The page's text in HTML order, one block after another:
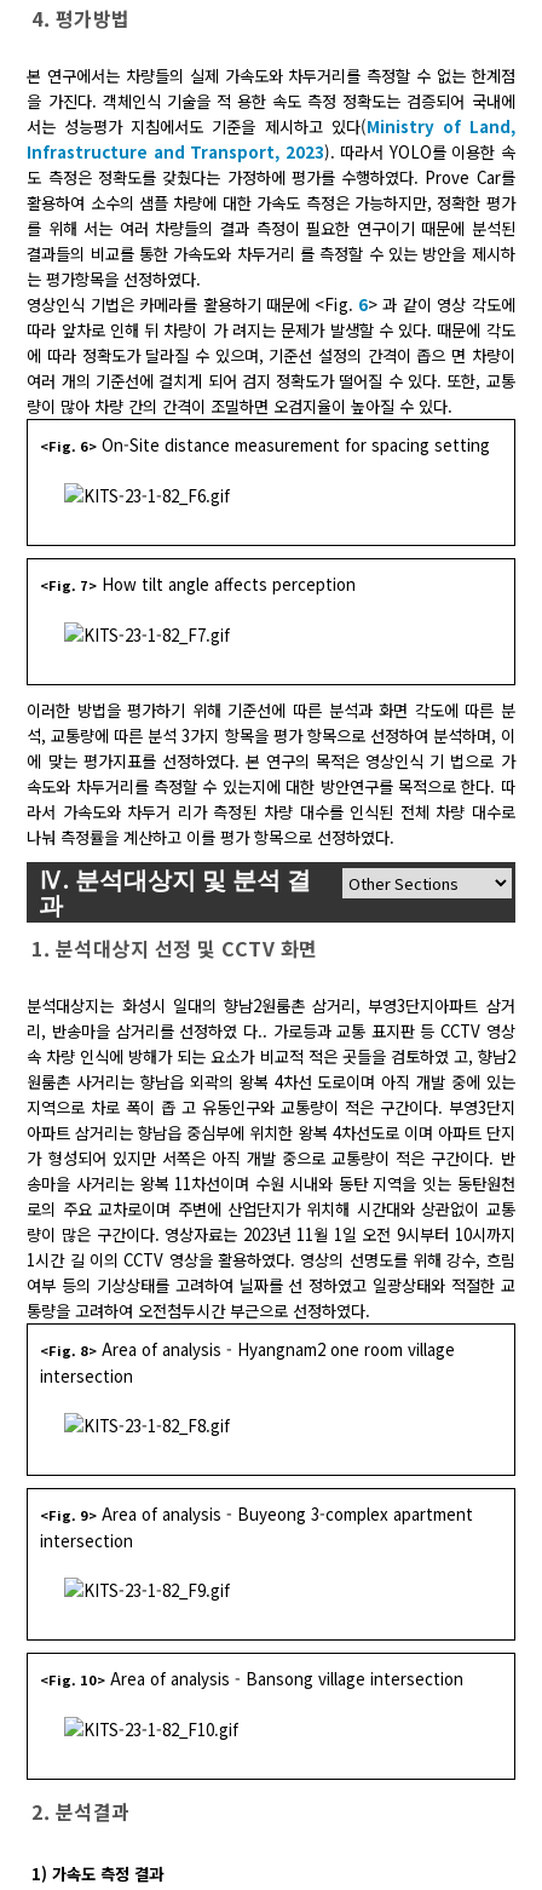
4. 평가방법
본 연구에서는 차량들의 실제 가속도와 차두거리를 측정할 수 없는 한계점
을 가진다. 객체인식 기술을 적 용한 속도 측정 정확도는 검증되어 국내에
서는 성능평가 지침에서도 기준을 제시하고 있다(Ministry of Land,
Infrastructure and Transport, 2023). 따라서 YOLO를 이용한 속
도 측정은 정확도를 갖췄다는 가정하에 평가를 수행하였다. Prove Car를
활용하여 소수의 샘플 차량에 대한 가속도 측정은 가능하지만, 정확한 평가
를 위해 서는 여러 차량들의 결과 측정이 필요한 연구이기 때문에 분석된
결과들의 비교를 통한 가속도와 차두거리 를 측정할 수 있는 방안을 제시하
는 평가항목을 선정하였다.
영상인식 기법은 카메라를 활용하기 때문에 <Fig. 6> 과 같이 영상 각도에
따라 앞차로 인해 뒤 차량이 가 려지는 문제가 발생할 수 있다. 때문에 각도
에 따라 정확도가 달라질 수 있으며, 기준선 설정의 간격이 좁으 면 차량이
여러 개의 기준선에 걸치게 되어 검지 정확도가 떨어질 수 있다. 또한, 교통
량이 많아 차량 간의 간격이 조밀하면 오검지율이 높아질 수 있다.
<Fig. 6> On-Site distance measurement for spacing setting
<Fig. 7> How tilt angle affects perception
이러한 방법을 평가하기 위해 기준선에 따른 분석과 화면 각도에 따른 분
석, 교통량에 따른 분석 3가지 항목을 평가 항목으로 선정하여 분석하며, 이
에 맞는 평가지표를 선정하였다. 본 연구의 목적은 영상인식 기 법으로 가
속도와 차두거리를 측정할 수 있는지에 대한 방안연구를 목적으로 한다. 따
라서 가속도와 차두거 리가 측정된 차량 대수를 인식된 전체 차량 대수로
나눠 측정률을 계산하고 이를 평가 항목으로 선정하였다.
Ⅳ. 분석대상지 및 분석 결
과
1. 분석대상지 선정 및 CCTV 화면
분석대상지는 화성시 일대의 향남2원룸촌 삼거리, 부영3단지아파트 삼거
리, 반송마을 삼거리를 선정하였 다.. 가로등과 교통 표지판 등 CCTV 영상
속 차량 인식에 방해가 되는 요소가 비교적 적은 곳들을 검토하였 고, 향남2
원룸촌 사거리는 향남읍 외곽의 왕복 4차선 도로이며 아직 개발 중에 있는
지역으로 차로 폭이 좁 고 유동인구와 교통량이 적은 구간이다. 부영3단지
아파트 삼거리는 향남읍 중심부에 위치한 왕복 4차선도로 이며 아파트 단지
가 형성되어 있지만 서쪽은 아직 개발 중으로 교통량이 적은 구간이다. 반
송마을 사거리는 왕복 11차선이며 수원 시내와 동탄 지역을 잇는 동탄원천
로의 주요 교차로이며 주변에 산업단지가 위치해 시간대와 상관없이 교통
량이 많은 구간이다. 영상자료는 2023년 11월 1일 오전 9시부터 10시까지
1시간 길 이의 CCTV 영상을 활용하였다. 영상의 선명도를 위해 강수, 흐림
여부 등의 기상상태를 고려하여 닐짜를 선 정하였고 일광상태와 적절한 교
통량을 고려하여 오전첨두시간 부근으로 선정하였다.
<Fig. 8> Area of analysis - Hyangnam2 one room village
intersection
<Fig. 9> Area of analysis - Buyeong 3-complex apartment
intersection
<Fig. 10> Area of analysis - Bansong village intersection
2. 분석결과
1) 가속도 측정 결과